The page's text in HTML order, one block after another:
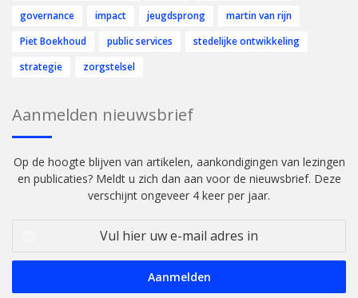
governance
impact jeugdsprong
martin van rijn
Piet Boekhoud
public services
stedelijke ontwikkeling
strategie
zorgstelsel
Aanmelden nieuwsbrief
Op de hoogte blijven van artikelen, aankondigingen van lezingen
en publicaties? Meldt u zich dan aan voor de nieuwsbrief. Deze
verschijnt ongeveer 4 keer per jaar.
uw